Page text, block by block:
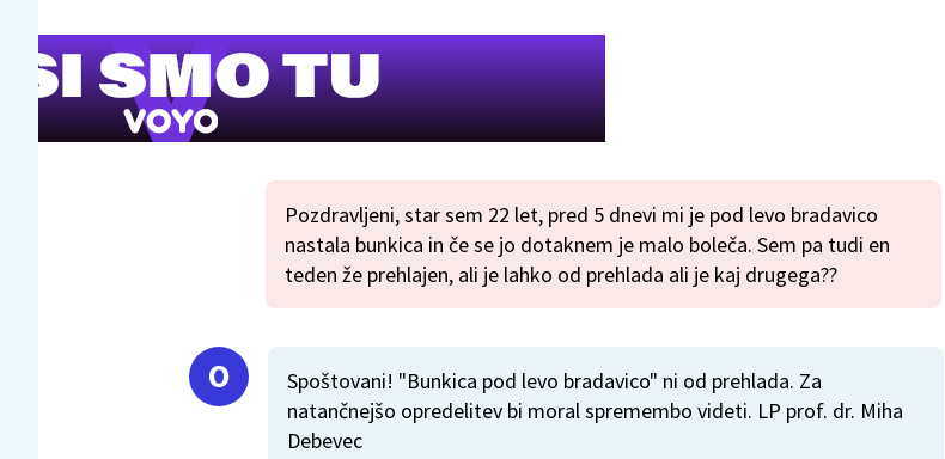
Pozdravljeni, star sem 22 let, pred 5 dnevi mi je pod levo bradavico
nastala bunkica in če se jo dotaknem je malo boleča. Sem pa tudi en
teden že prehlajen, ali je lahko od prehlada ali je kaj drugega??
Spoštovani! "Bunkica pod levo bradavico" ni od prehlada. Za
natančnejšo opredelitev bi moral spremembo videti. LP prof. dr. Miha
Debevec